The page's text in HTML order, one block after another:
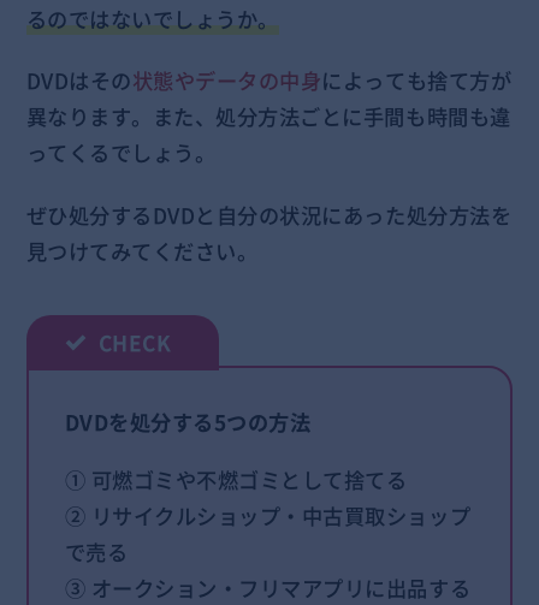
るのではないでしょうか。
DVDはその状態やデータの中身によっても捨て方が
異なります。また、処分方法ごとに手間も時間も違
ってくるでしょう。
ぜひ処分するDVDと自分の状況にあった処分方法を
見つけてみてください。
DVDを処分する5つの方法
① 可燃ゴミや不燃ゴミとして捨てる
② リサイクルショップ・中古買取ショップ
で売る
③ オークション・フリマアプリに出品する